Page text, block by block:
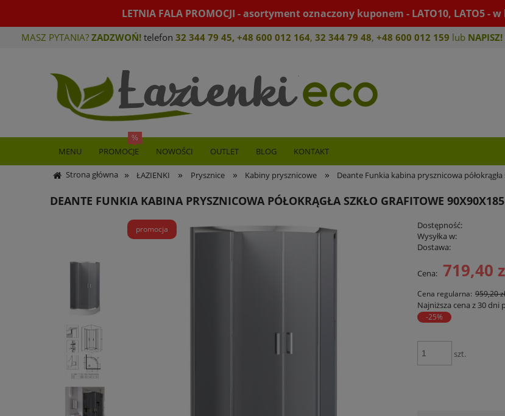
LETNIA FALA PROMOCJI - asortyment oznaczony kuponem - LATO10, LATO5 -
MASZ PYTANIA? ZADZWOŃ! telefon 32 344 79 45, +48 600 012 164, 32 344 79 48, +48 600 012 159 lub NAPISZ!
MENU PROMOCJE NOWOŚCI OUTLET BLOG KONTAKT
Strona główna » ŁAZIENKI » Prysznice » Kabiny prysznicowe » Deante Funkia kabina prysznicowa
DEANTE FUNKIA KABINA PRYSZNICOWA PÓŁOKRĄGŁA SZKŁO GRAFITOWE
promocja Dostępność:
Wysyłka w:
Dostawa:
Cena nie
Cena: 719,40
Cena regularna: 959,20 zł
Najniższa cena z 30 dni
-25%
szt.